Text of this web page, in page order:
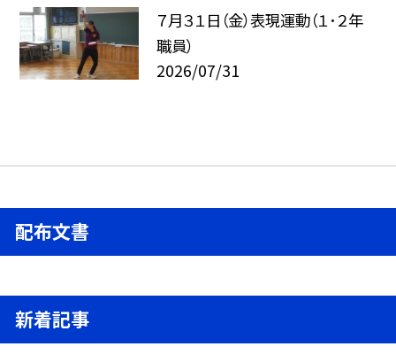
７月３１日（金）表現運動（１･２年
職員）
2026/07/31
配布文書
新着記事